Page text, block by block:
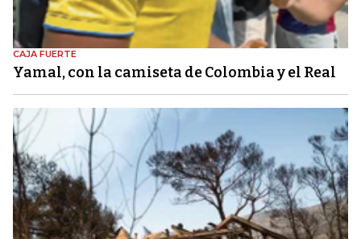
CAJA FUERTE
Yamal, con la camiseta de Colombia y el Real